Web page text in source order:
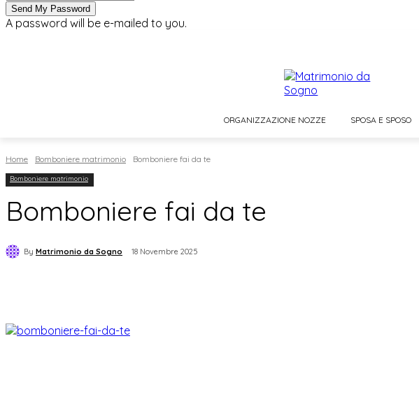
A password will be e-mailed to you.
ORGANIZZAZIONE NOZZE SPOSA E SPOSO
Home Bomboniere matrimonio Bomboniere fai da te
Bomboniere matrimonio
Bomboniere fai da te
By Matrimonio da Sogno 18 Novembre 2025